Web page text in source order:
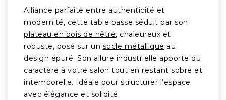
Alliance parfaite entre authenticité et
modernité, cette table basse séduit par son
plateau en bois de hêtre, chaleureux et
robuste, posé sur un socle métallique au
design épuré. Son allure industrielle apporte du
caractère à votre salon tout en restant sobre et
intemporelle. Idéale pour structurer l’espace
avec élégance et solidité.